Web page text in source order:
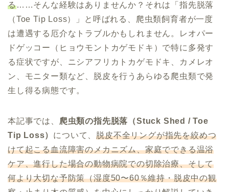
る……そんな経験はありませんか？それは「指先脱落
（Toe Tip Loss）」と呼ばれる、爬虫類飼育者が一度
は遭遇する厄介なトラブルかもしれません。レオパー
ドゲッコー（ヒョウモントカゲモドキ）で特に多発す
る症状ですが、ニシアフリカトカゲモドキ、カメレオ
ン、モニター類など、脱皮を行うあらゆる爬虫類で発
生し得る病態です。
本記事では、 爬虫類の指先脱落（Stuck Shed / Toe
Tip Loss） について、脱皮不全リングが指先を絞めつ
けて起こる血流障害のメカニズム、家庭でできる温浴
ケア、進行した場合の動物病院での切除治療、そして
何より大切な予防策（湿度50〜60％維持・脱皮中の観